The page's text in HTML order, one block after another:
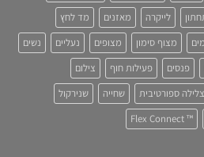
לייקרה מאזנים
מד לחץ
מצוף סימון מצופים נעליים
נשים
פנסים פעילות חוף
צילום
צלילה ספורטיבית שחייה
שנירקול
™ Flex Connect